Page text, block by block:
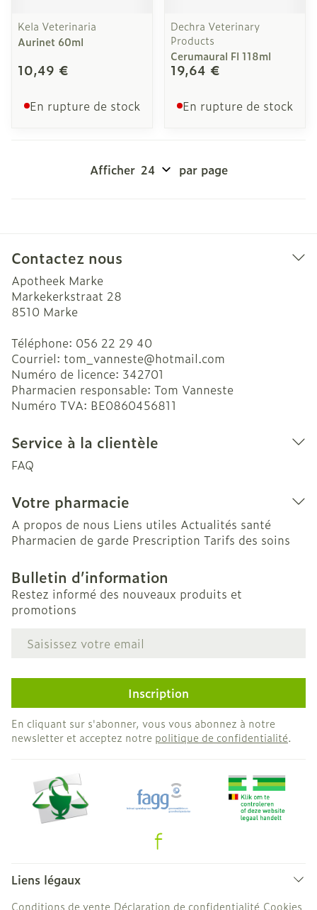
Kela Veterinaria
Aurinet 60ml
10,49 €
En rupture de stock
Dechra Veterinary
Products
Cerumaural Fl 118ml
19,64 €
En rupture de stock
Afficher par page
Contactez nous
Apotheek Marke
Markekerkstraat 28
8510 Marke
Téléphone: 056 22 29 40
Courriel: tom_vanneste@hotmail.com
Numéro de licence: 342701
Pharmacien responsable: Tom Vanneste
Numéro TVA: BE0860456811
Service à la clientèle
FAQ
Votre pharmacie
A propos de nous Liens utiles Actualités santé
Pharmacien de garde Prescription Tarifs des soins
Bulletin d’information
Restez informé des nouveaux produits et
promotions
Adresse mail
Inscription
En cliquant sur s'abonner, vous vous abonnez à notre
newsletter et acceptez notre politique de confidentialité.
Liens légaux
Conditions de vente Déclaration de confidentialité Cookies